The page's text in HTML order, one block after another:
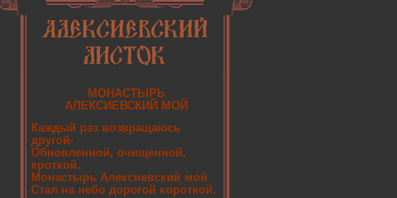
МОНАСТЫРЬ
АЛЕКСИЕВСКИЙ МОЙ
Каждый раз возвращаюсь
другой-
Обновленной, очищенной,
кроткой.
Монастырь Алексиевский мой
Стал на небо дорогой короткой.